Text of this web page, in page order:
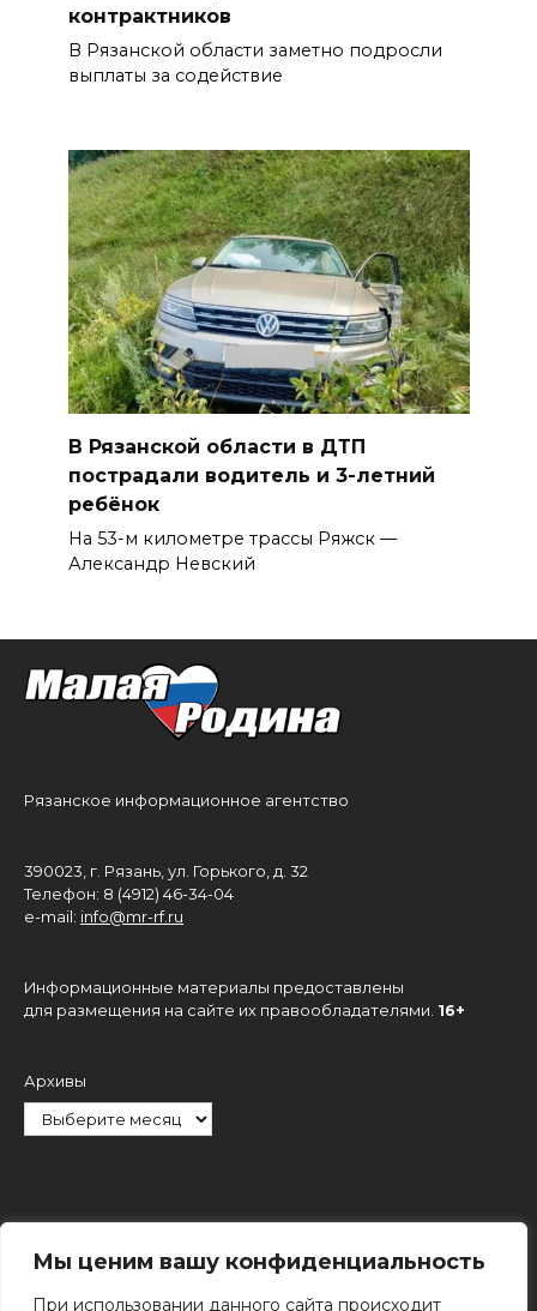
Мы ценим вашу конфиденциальность
При использовании данного сайта происходит
контрактников
В Рязанской области заметно подросли
выплаты за содействие
В Рязанской области в ДТП
пострадали водитель и 3-летний
ребёнок
На 53-м километре трассы Ряжск —
Александр Невский
Рязанское информационное агентство
390023, г. Рязань, ул. Горького, д. 32
Телефон: 8 (4912) 46-34-04
e-mail: info@mr-rf.ru
Информационные материалы предоставлены
для размещения на сайте их правообладателями. 16+
Архивы